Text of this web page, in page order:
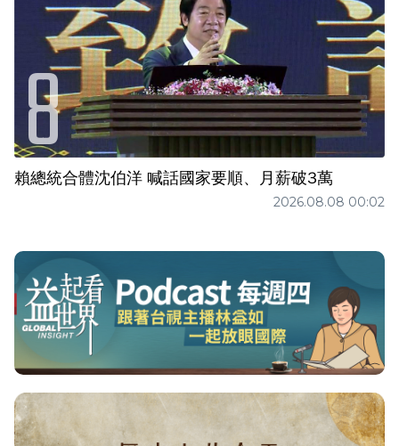
賴總統合體沈伯洋 喊話國家要順、月薪破3萬
2026.08.08 00:02